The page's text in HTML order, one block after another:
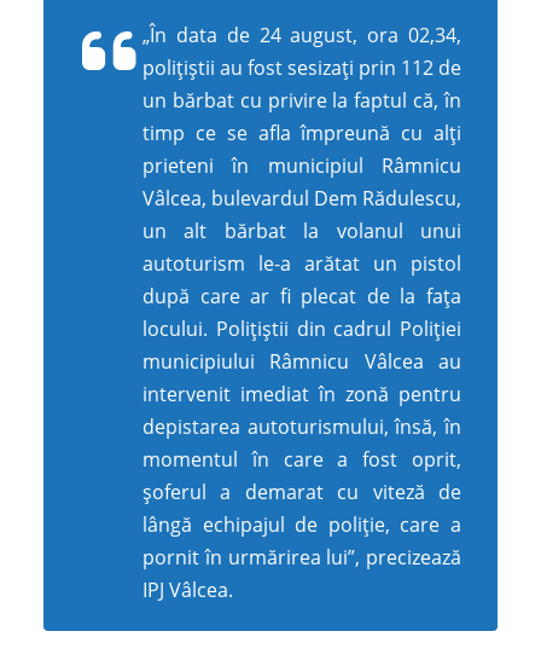
„În data de 24 august, ora 02,34,
poliţiştii au fost sesizaţi prin 112 de
un bărbat cu privire la faptul că, în
timp ce se afla împreună cu alţi
prieteni în municipiul Râmnicu
Vâlcea, bulevardul Dem Rădulescu,
un alt bărbat la volanul unui
autoturism le-a arătat un pistol
după care ar fi plecat de la faţa
locului. Poliţiştii din cadrul Poliţiei
municipiului Râmnicu Vâlcea au
intervenit imediat în zonă pentru
depistarea autoturismului, însă, în
momentul în care a fost oprit,
şoferul a demarat cu viteză de
lângă echipajul de poliţie, care a
pornit în urmărirea lui”, precizează
IPJ Vâlcea.